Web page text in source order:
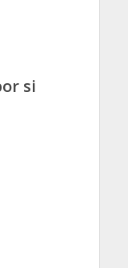
si